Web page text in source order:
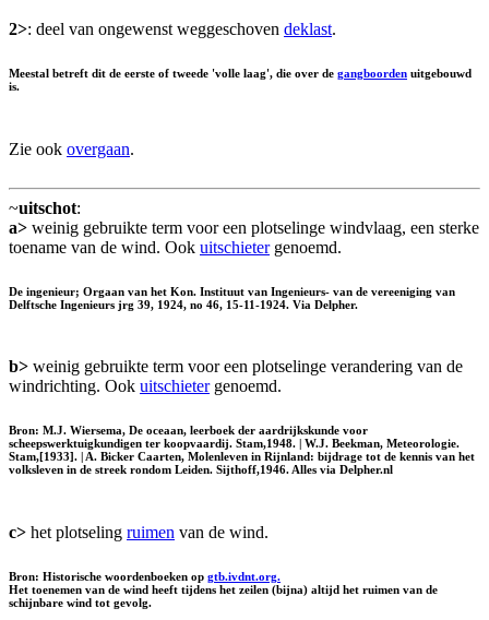
2>: deel van ongewenst weggeschoven deklast.
Meestal betreft dit de eerste of tweede 'volle laag', die over de gangboorden uitgebouwd
is.
Zie ook overgaan.
~uitschot:
a> weinig gebruikte term voor een plotselinge windvlaag, een sterke
toename van de wind. Ook uitschietergenoemd.
De ingenieur; Orgaan van het Kon. Instituut van Ingenieurs- van de vereeniging van
Delftsche Ingenieurs jrg 39, 1924, no 46, 15-11-1924. Via Delpher.
b> weinig gebruikte term voor een plotselinge verandering van de
windrichting. Ook uitschietergenoemd.
Bron: M.J. Wiersema, De oceaan, leerboek der aardrijkskunde voor
scheepswerktuigkundigen ter koopvaardij. Stam,1948. | W.J. Beekman, Meteorologie.
Stam,[1933]. | A. Bicker Caarten, Molenleven in Rijnland: bijdrage tot de kennis van het
volksleven in de streek rondom Leiden. Sijthoff,1946. Alles via Delpher.nl
c> het plotseling ruimen van de wind.
Bron: Historische woordenboeken op gtb.ivdnt.org.
Het toenemen van de wind heeft tijdens het zeilen (bijna) altijd het ruimen van de
schijnbare wind tot gevolg.